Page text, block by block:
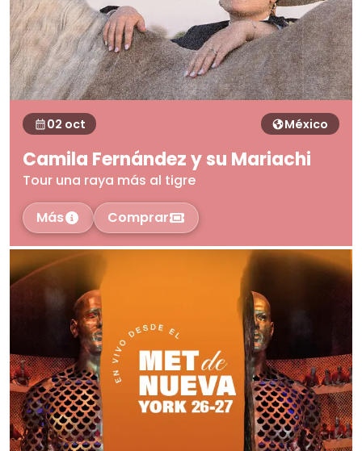
02 oct México
Camila Fernández y su Mariachi
Tour una raya más al tigre
Más
Comprar